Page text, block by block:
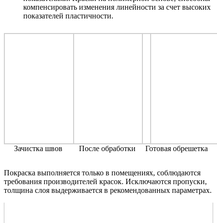
компенсировать изменения линейности за счет высоких
показателей пластичности.
Зачистка швов После обработки Готовая обрешетка
Покраска выполняется только в помещениях, соблюдаются
требования производителей красок. Исключаются пропуски,
толщина слоя выдерживается в рекомендованных параметрах.